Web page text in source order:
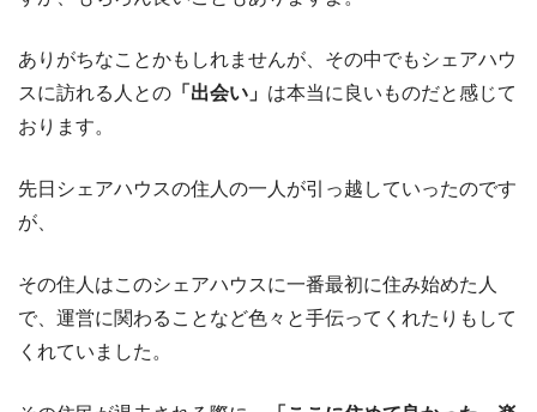
ありがちなことかもしれませんが、その中でもシェアハウ
スに訪れる人との 「出会い」 は本当に良いものだと感じて
おります。
先日シェアハウスの住人の一人が引っ越していったのです
が、
その住人はこのシェアハウスに一番最初に住み始めた人
で、運営に関わることなど色々と手伝ってくれたりもして
くれていました。